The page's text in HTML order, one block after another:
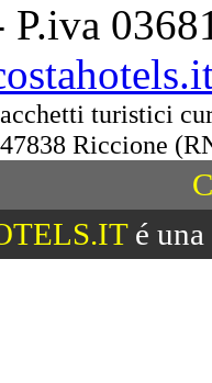
turistici
Riccione
é una